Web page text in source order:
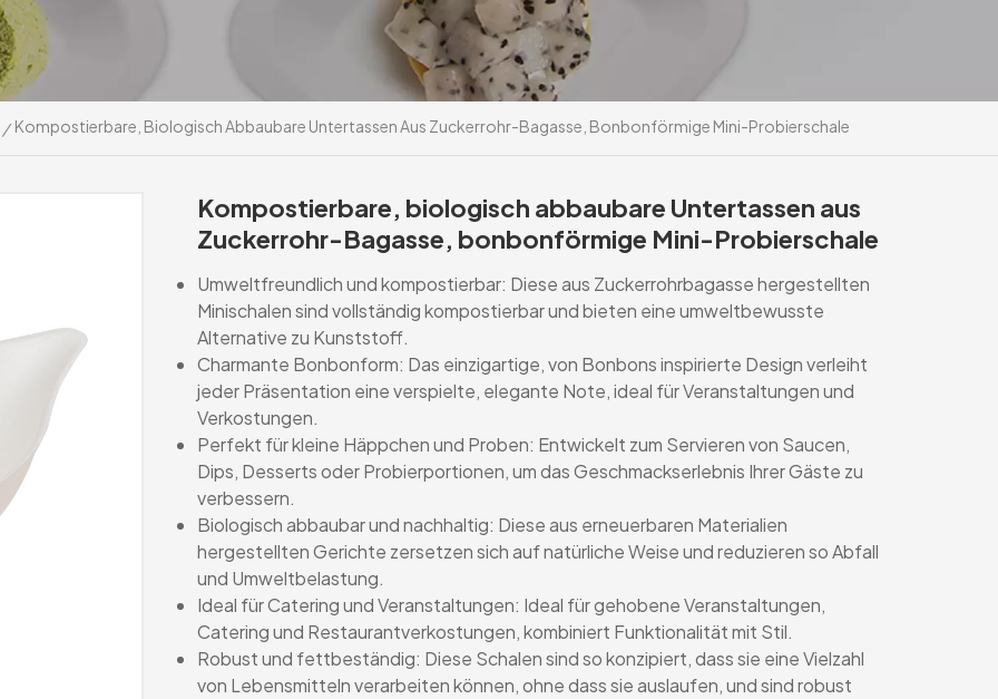
/ Kompostierbare, Biologisch Abbaubare Untertassen Aus Zuckerrohr-Bagasse, Bonbonförmige Mini-Probierschale
Kompostierbare, biologisch abbaubare Untertassen aus
Zuckerrohr-Bagasse, bonbonförmige Mini-Probierschale
Umweltfreundlich und kompostierbar: Diese aus Zuckerrohrbagasse hergestellten
Minischalen sind vollständig kompostierbar und bieten eine umweltbewusste
Alternative zu Kunststoff.
Charmante Bonbonform: Das einzigartige, von Bonbons inspirierte Design verleiht
jeder Präsentation eine verspielte, elegante Note, ideal für Veranstaltungen und
Verkostungen.
Perfekt für kleine Häppchen und Proben: Entwickelt zum Servieren von Saucen,
Dips, Desserts oder Probierportionen, um das Geschmackserlebnis Ihrer Gäste zu
verbessern.
Biologisch abbaubar und nachhaltig: Diese aus erneuerbaren Materialien
hergestellten Gerichte zersetzen sich auf natürliche Weise und reduzieren so Abfall
und Umweltbelastung.
Ideal für Catering und Veranstaltungen: Ideal für gehobene Veranstaltungen,
Catering und Restaurantverkostungen, kombiniert Funktionalität mit Stil.
Robust und fettbeständig: Diese Schalen sind so konzipiert, dass sie eine Vielzahl
von Lebensmitteln verarbeiten können, ohne dass sie auslaufen, und sind robust